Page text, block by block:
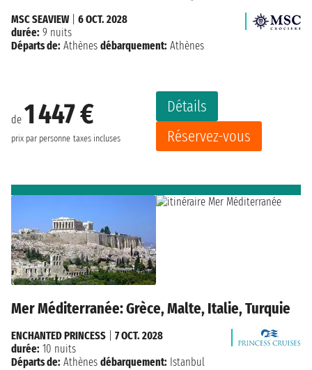
de 1 447 €
prix par personne taxes incluses
Détails
Réservez-vous
MSC SEAVIEW| 6 OCT. 2028
durée: 9 nuits
Départs de: Athènes débarquement: Athènes
Mer Méditerranée: Grèce, Malte, Italie, Turquie
ENCHANTED PRINCESS
7 OCT. 2028
durée: 10 nuits
Départs de: Athènes débarquement: Istanbul